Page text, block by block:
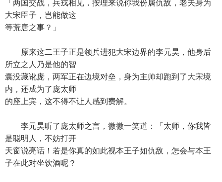
「两国交战，兵戎相见，按理来说你我份属仇敌，老夫身为
大宋臣子，岂能做这
等荒唐之事？」
原来这二王子正是领兵进犯大宋边界的李元昊，他身后
所立之人乃是他的智
囊没藏讹庞，两军正在边境对垒，身为主帅却跑到了大宋境
内，还成为了庞太师
的座上宾，这不得不让人感到费解。
李元昊听了庞太师之言，微微一笑道：「太师，你我皆
是聪明人，不妨打开
天窗说亮话！若是你真的如此视本王子如仇敌，怎会与本王
子在此对坐饮酒呢？